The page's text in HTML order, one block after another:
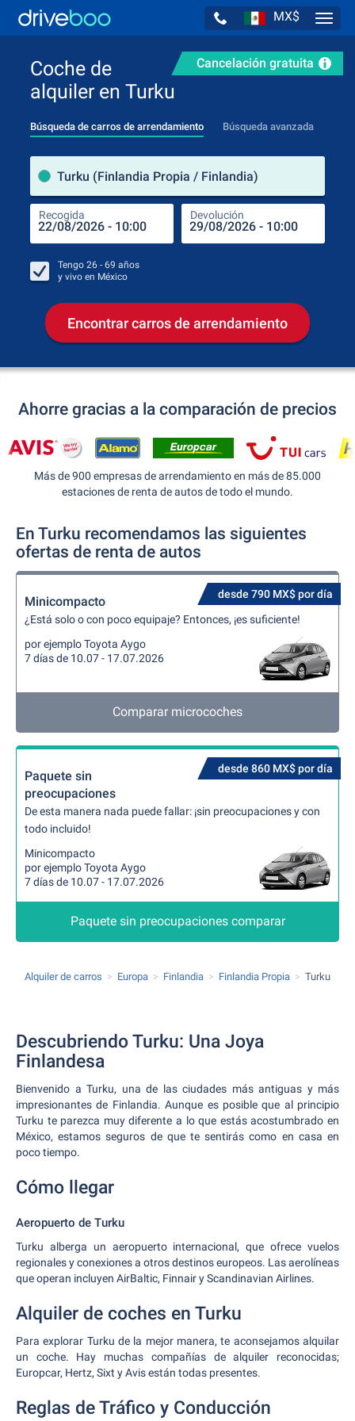
MX$
Cancelación gratuita
Coche de
alquiler en Turku
Búsqueda de carros de arrendamiento Búsqueda avanzada
Turku (Finlandia Propia / Finlandia)
Recogida Devolución
Tengo 26 - 69 años
y vivo en México
Encontrar carros de arrendamiento
Ahorre gracias a la comparación de precios
Más de 900 empresas de arrendamiento en más de 85.000
estaciones de renta de autos de todo el mundo.
En Turku recomendamos las siguientes
ofertas de renta de autos
desde 790 MX$ por día
Minicompacto
¿Está solo o con poco equipaje? Entonces, ¡es suficiente!
por ejemplo Toyota Aygo
7 días de 10.07 - 17.07.2026
Comparar microcoches
desde 860 MX$ por día
Paquete sin
preocupaciones
De esta manera nada puede fallar: ¡sin preocupaciones y con
todo incluido!
Minicompacto
por ejemplo Toyota Aygo
7 días de 10.07 - 17.07.2026
Paquete sin preocupaciones comparar
Alquiler de carros Europa Finlandia Finlandia Propia Turku
Descubriendo Turku: Una Joya
Finlandesa
Bienvenido a Turku, una de las ciudades más antiguas y más
impresionantes de Finlandia. Aunque es posible que al principio
Turku te parezca muy diferente a lo que estás acostumbrado en
México, estamos seguros de que te sentirás como en casa en
poco tiempo.
Cómo llegar
Aeropuerto de Turku
Turku alberga un aeropuerto internacional, que ofrece vuelos
regionales y conexiones a otros destinos europeos. Las aerolíneas
que operan incluyen AirBaltic, Finnair y Scandinavian Airlines.
Alquiler de coches en Turku
Para explorar Turku de la mejor manera, te aconsejamos alquilar
un coche. Hay muchas compañías de alquiler reconocidas;
Europcar, Hertz, Sixt y Avis están todas presentes.
Reglas de Tráfico y Conducción